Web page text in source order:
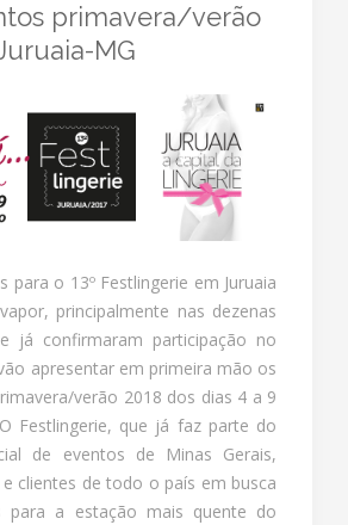
primavera/verão
MG
para o 13º Festlingerie em Juruaia
principalmente nas dezenas
já confirmaram participação no
apresentar em primeira mão os
verão 2018 dos dias 4 a 9
Festlingerie, que já faz parte do
de eventos de Minas Gerais,
clientes de todo o país em busca
para a estação mais quente do